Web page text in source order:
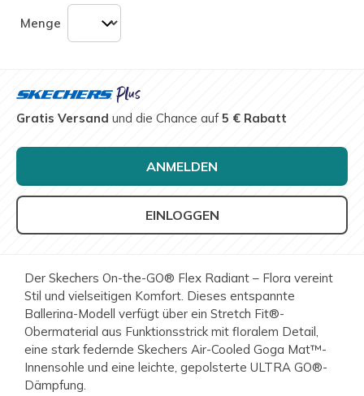
Menge
Gratis Versand und die Chance auf5 € Rabatt
ANMELDEN
EINLOGGEN
Der Skechers On-the-GO® Flex Radiant – Flora vereint
Stil und vielseitigen Komfort. Dieses entspannte
Ballerina-Modell verfügt über ein Stretch Fit®-
Obermaterial aus Funktionsstrick mit floralem Detail,
eine stark federnde Skechers Air-Cooled Goga Mat™-
Innensohle und eine leichte, gepolsterte ULTRA GO®-
Dämpfung.